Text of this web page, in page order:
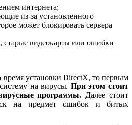
интернета;
из-за установленного
может блокировать сервера
старые видеокарты или ошибки
время установки DirectX, то первым
на вирусы. При этом стоит
программы. Далее стоит
на предмет ошибок и битых